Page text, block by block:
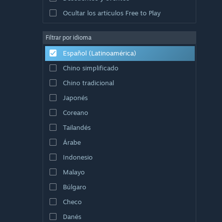
Ocultar los artículos Free to Play
Filtrar por idioma
Español (Latinoamérica)
Chino simplificado
Chino tradicional
Japonés
Coreano
Tailandés
Árabe
Indonesio
Malayo
Búlgaro
Checo
Danés